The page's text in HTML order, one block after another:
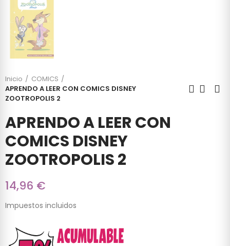
Inicio
COMICS
APRENDO A LEER CON COMICS DISNEY
ZOOTROPOLIS 2
APRENDO A LEER CON
COMICS DISNEY
ZOOTROPOLIS 2
14,96 €
Impuestos incluidos